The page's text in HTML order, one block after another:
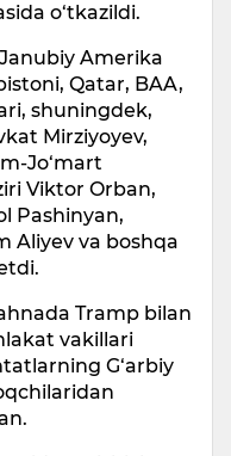
o‘tkazildi.
Amerika
Qatar, BAA,
shuningdek,
Mirziyoyev,
Jo‘mart
Viktor Orban,
Pashinyan,
Aliyev va boshqa
Tramp bilan
vakillari
G‘arbiy